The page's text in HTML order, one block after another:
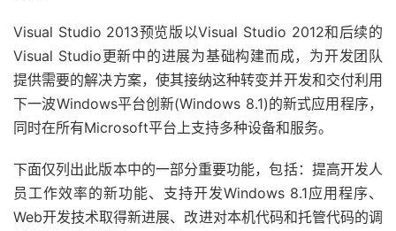
Visual Studio 2013预览版以Visual Studio 2012和后续的
Visual Studio更新中的进展为基础构建而成，为开发团队
提供需要的解决方案，使其接纳这种转变并开发和交付利用
下一波Windows平台创新(Windows 8.1)的新式应用程序，
同时在所有Microsoft平台上支持多种设备和服务。
下面仅列出此版本中的一部分重要功能，包括：提高开发人
员工作效率的新功能、支持开发Windows 8.1应用程序、
Web开发技术取得新进展、改进对本机代码和托管代码的调